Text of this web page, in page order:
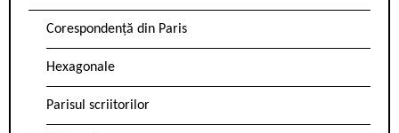
Corespondență din Paris
Hexagonale
Parisul scriitorilor